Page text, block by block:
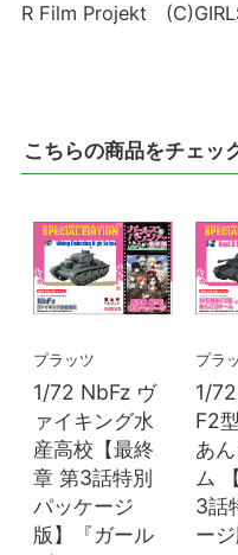
R Film Projekt
こちらの商品をチェッ
プラッツ
1/72 NbFz ヴ
ァイキング水
産高校【最終
章 第3話特別
パッケージ
版】『ガール
プラ
1/
F2
あ
ム
3話
ー